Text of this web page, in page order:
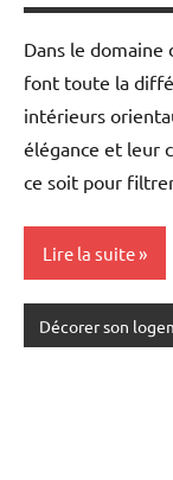
Dans le
font toute la
intérieurs
élégance et leur
ce soit pour
Lire la suite
Décorer son